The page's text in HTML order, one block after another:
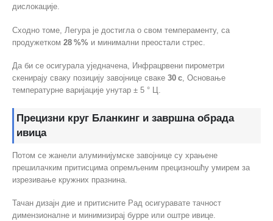
дислокације.
Сходно томе, Легура је достигла о свом темпераменту, са
продужетком 28 %% и минимални преостали стрес.
Да би се осигурала уједначена, Инфрацрвени пирометри
скенирају сваку позицију завојнице сваке 30 с, Основање
температурне варијације унутар ± 5 ° Ц.
Прецизни круг Бланкинг и завршна обрада
ивица
Потом се жанели алуминијумске завојнице су храњене
прешилачким притисцима опремљеним прецизношћу умирем за
изрезивање кружних празнина.
Тачан дизајн дие и притисните Рад осигуравате тачност
димензионалне и минимизирај бурре или оштре ивице.